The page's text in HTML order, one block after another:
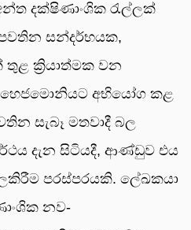
දක්ෂිණාංශික රැල්ලක්
සන්දර්භයක,
ක්‍රියාත්මක වන
අභියෝග කළ
සැබෑ මතවාදී බල
දැන සිටියදී, ආණ්ඩුව එය
පරස්පරයකි. ලේඛකයා
නව-